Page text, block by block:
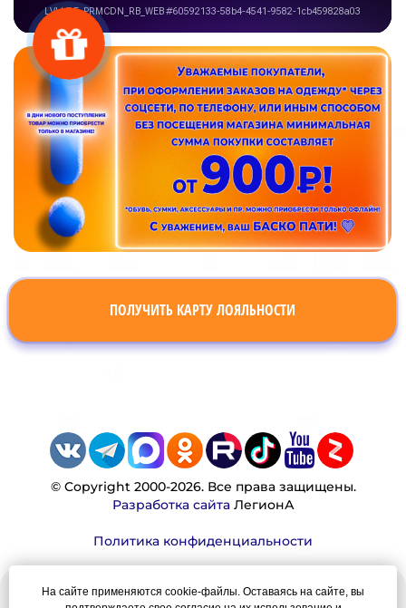
ПОЛУЧИТЬ КАРТУ ЛОЯЛЬНОСТИ
© Copyright 2000-2026. Все права защищены.
Разработка сайтаЛегионА
Политика конфиденциальности
На сайте применяются cookie-файлы. Оставаясь на сайте, вы